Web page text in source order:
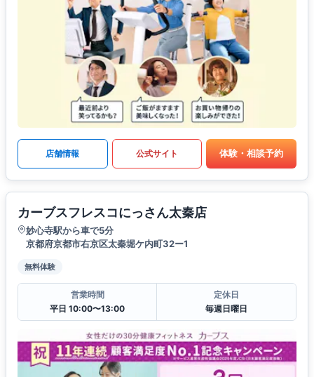
店舗情報 公式サイト 体験・相談予約
カーブスフレスコにっさん太秦店
妙心寺駅から車で5分
京都府京都市右京区太秦堀ケ内町32ー1
無料体験
営業時間
平日 10:00〜13:00
定休日
毎週日曜日